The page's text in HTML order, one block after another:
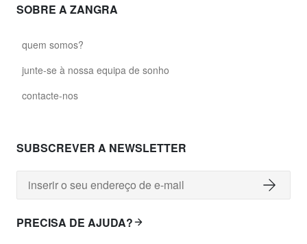
SOBRE A ZANGRA
quem somos?
junte-se à nossa equipa de sonho
contacte-nos
SUBSCREVER A NEWSLETTER
PRECISA DE AJUDA?